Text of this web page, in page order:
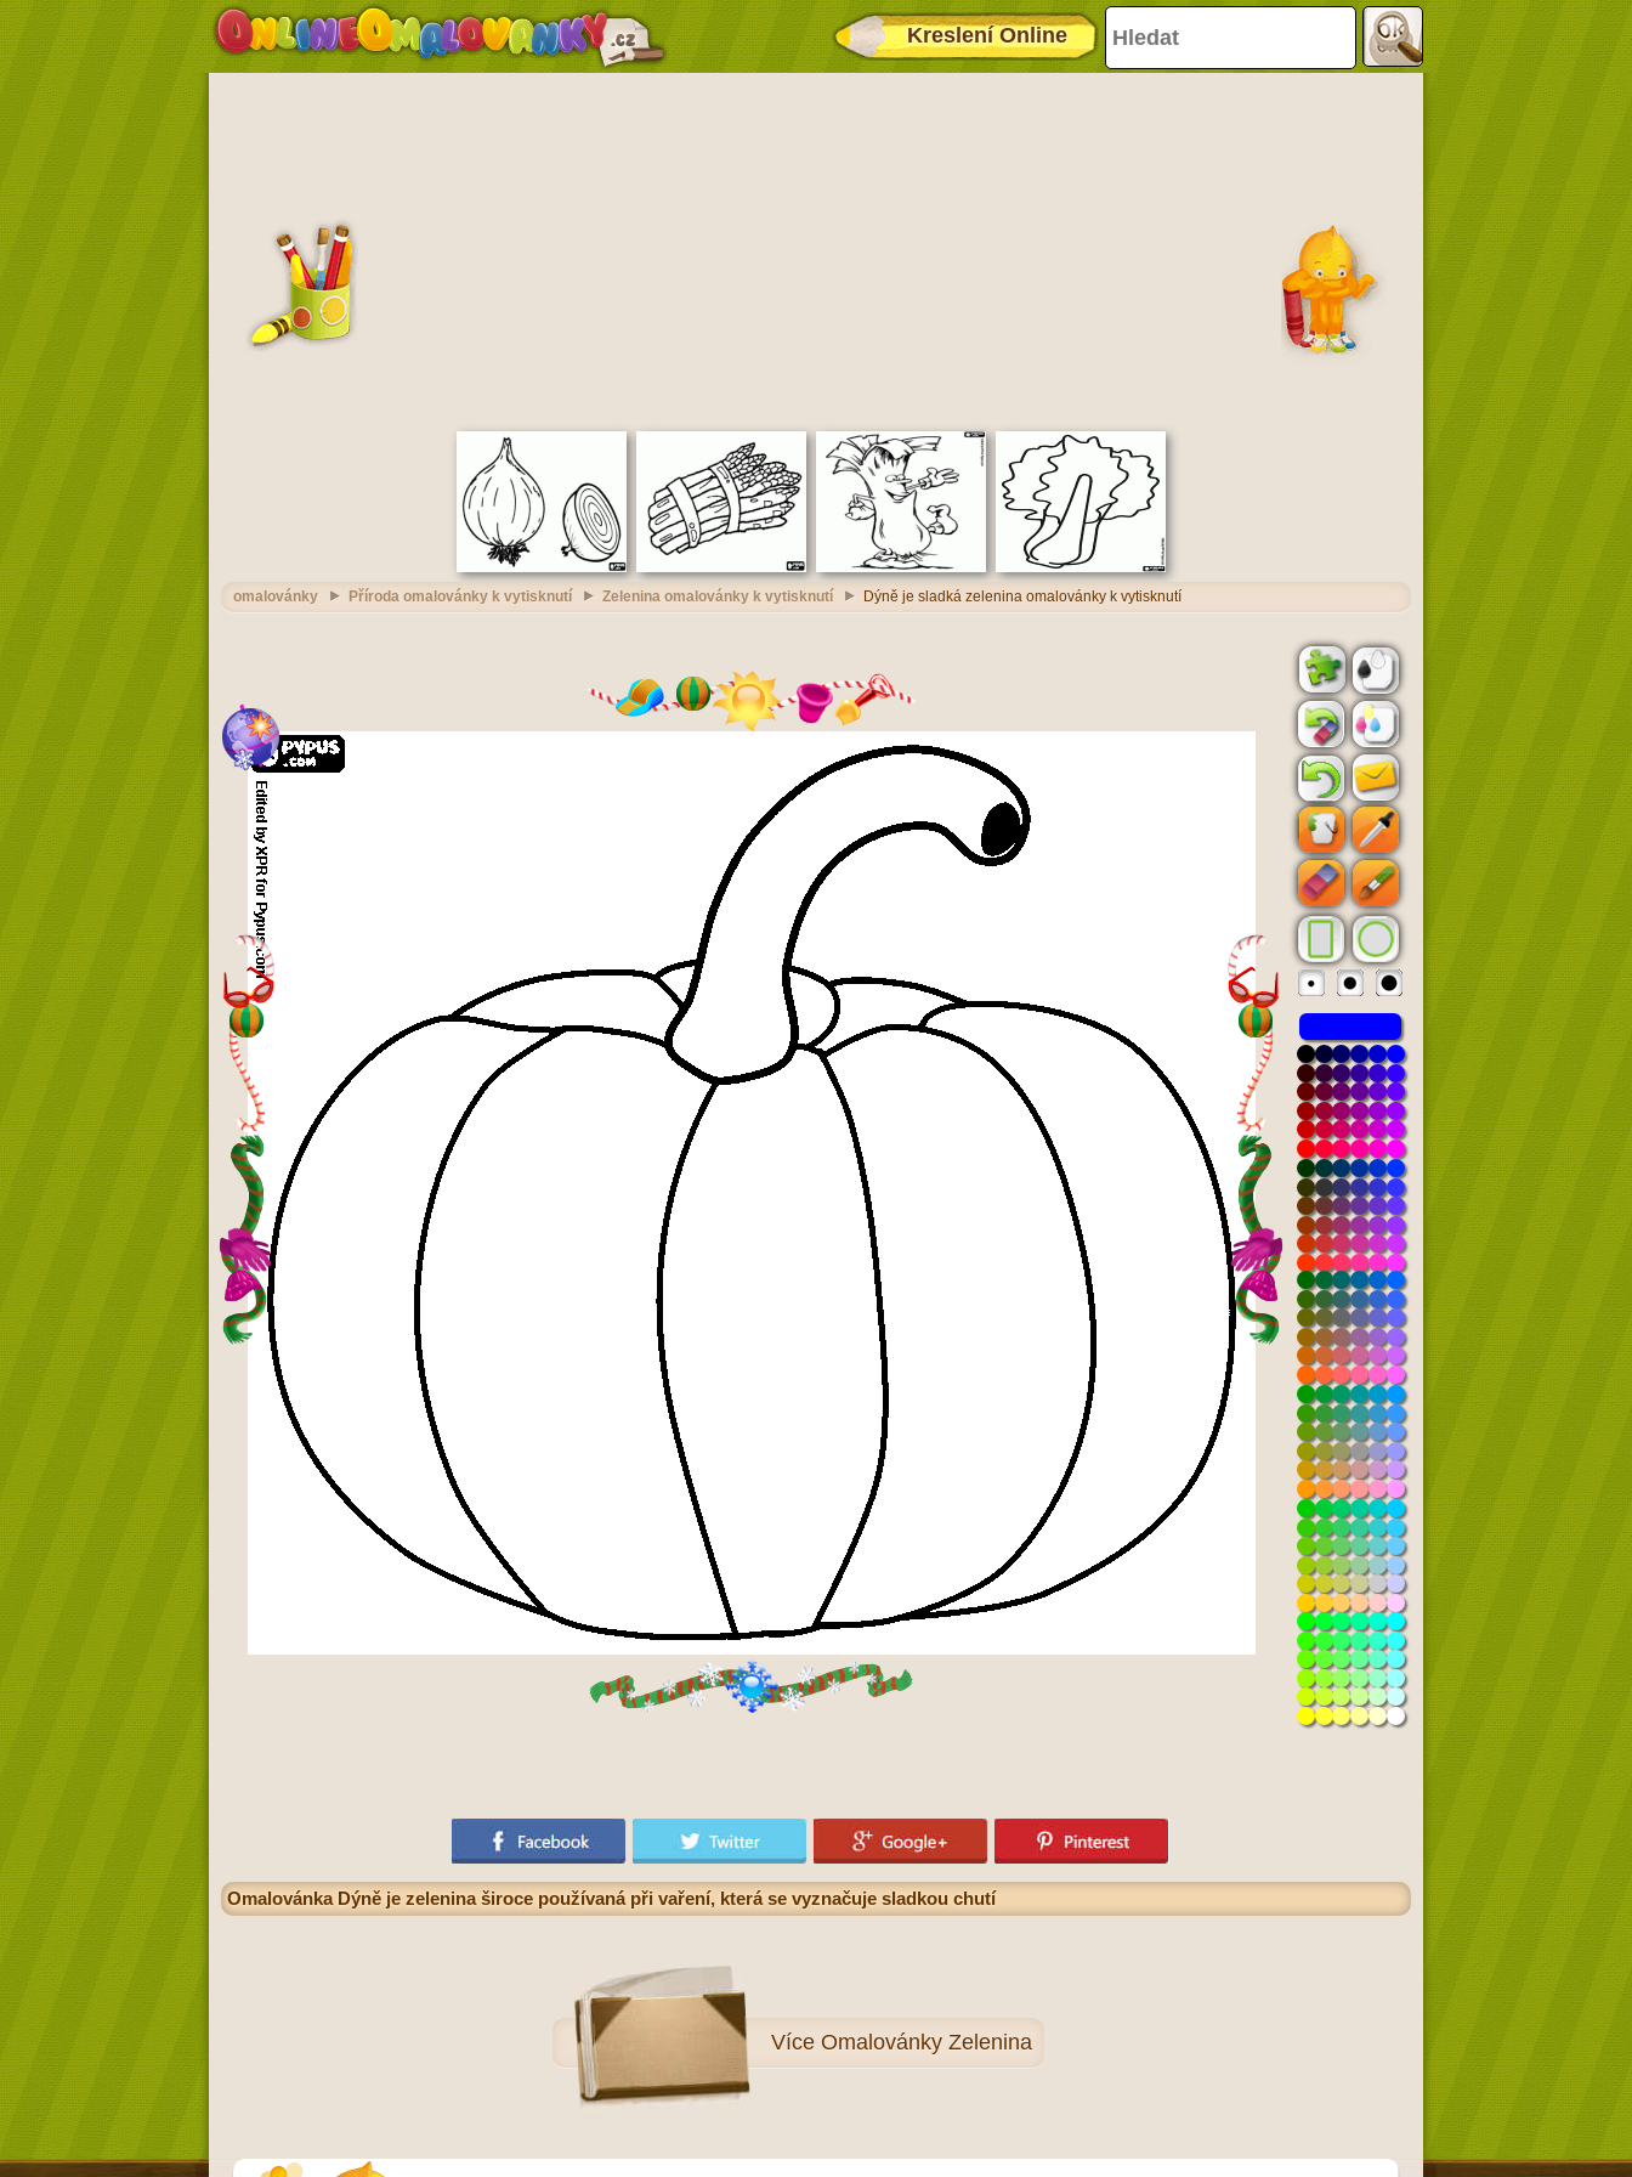
Kreslení Online
omalovánky Příroda omalovánky k vytisknutí Zelenina omalovánky k vytisknutí Dýně je sladká zelenina omalovánky k vytisknutí
Omalovánka Dýně je zelenina široce používaná při vaření, která se vyznačuje sladkou chutí
Více Omalovánky Zelenina